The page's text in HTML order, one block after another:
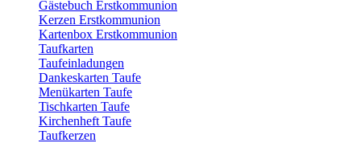
Gästebuch Erstkommunion
Kerzen Erstkommunion
Kartenbox Erstkommunion
Taufkarten
Taufeinladungen
Dankeskarten Taufe
Menükarten Taufe
Tischkarten Taufe
Kirchenheft Taufe
Taufkerzen